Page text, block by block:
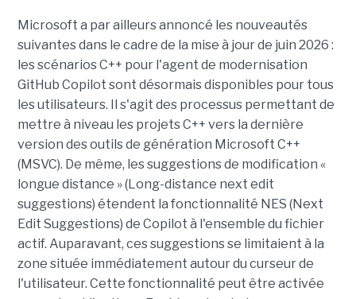
Microsoft a par ailleurs annoncé les nouveautés
suivantes dans le cadre de la mise à jour de juin 2026 :
les scénarios C++ pour l'agent de modernisation
GitHub Copilot sont désormais disponibles pour tous
les utilisateurs. Il s'agit des processus permettant de
mettre à niveau les projets C++ vers la dernière
version des outils de génération Microsoft C++
(MSVC). De même, les suggestions de modification «
longue distance » (Long-distance next edit
suggestions) étendent la fonctionnalité NES (Next
Edit Suggestions) de Copilot à l'ensemble du fichier
actif. Auparavant, ces suggestions se limitaient à la
zone située immédiatement autour du curseur de
l'utilisateur. Cette fonctionnalité peut être activée